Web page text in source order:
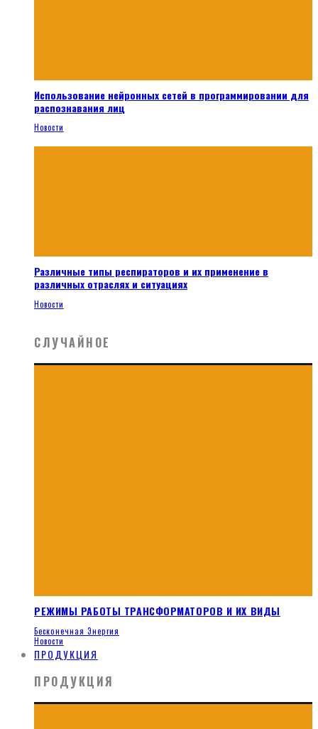
Использование нейронных сетей в программировании для
распознавания лиц
Новости
Различные типы респираторов и их применение в
различных отраслях и ситуациях
Новости
СЛУЧАЙНОЕ
РЕЖИМЫ РАБОТЫ ТРАНСФОРМАТОРОВ И ИХ ВИДЫ
Бесконечная Энергия
Новости
ПРОДУКЦИЯ
ПРОДУКЦИЯ